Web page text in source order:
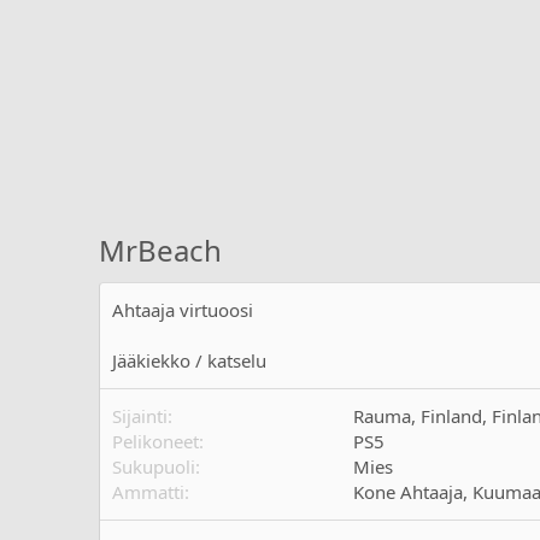
MrBeach
Ahtaaja virtuoosi
Jääkiekko / katselu
Sijainti
Rauma, Finland,
Pelikoneet
PS5
Sukupuoli
Mies
Ammatti
Kone Ahtaaja,